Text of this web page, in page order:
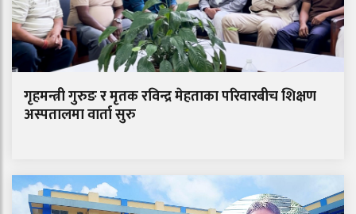
गृहमन्त्री गुरुङ र मृतक रविन्द्र मेहताका परिवारबीच शिक्षण
अस्पतालमा वार्ता सुरु